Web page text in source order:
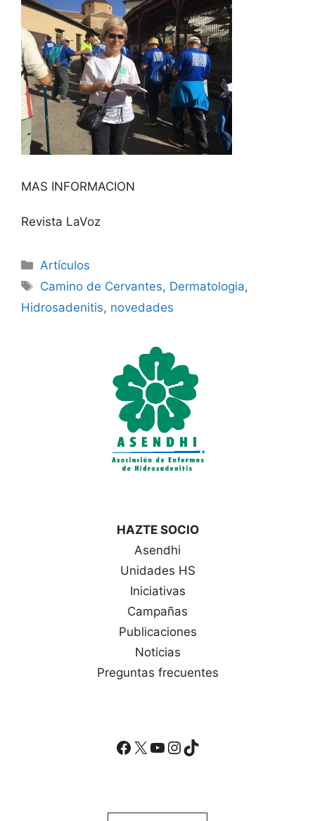
MAS INFORMACION
Revista LaVoz
Categorías
Artículos
Etiquetas
Camino de Cervantes, Dermatologia,
Hidrosadenitis, novedades
HAZTE SOCIO
Asendhi
Unidades HS
Iniciativas
Campañas
Publicaciones
Noticias
Preguntas frecuentes
Facebook
X YouTube
Instagram
TikTok